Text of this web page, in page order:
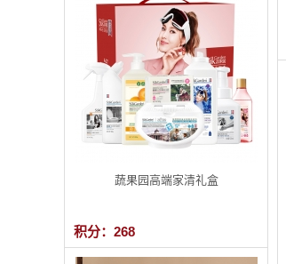
蔬果园高端家清礼盒
积分：268